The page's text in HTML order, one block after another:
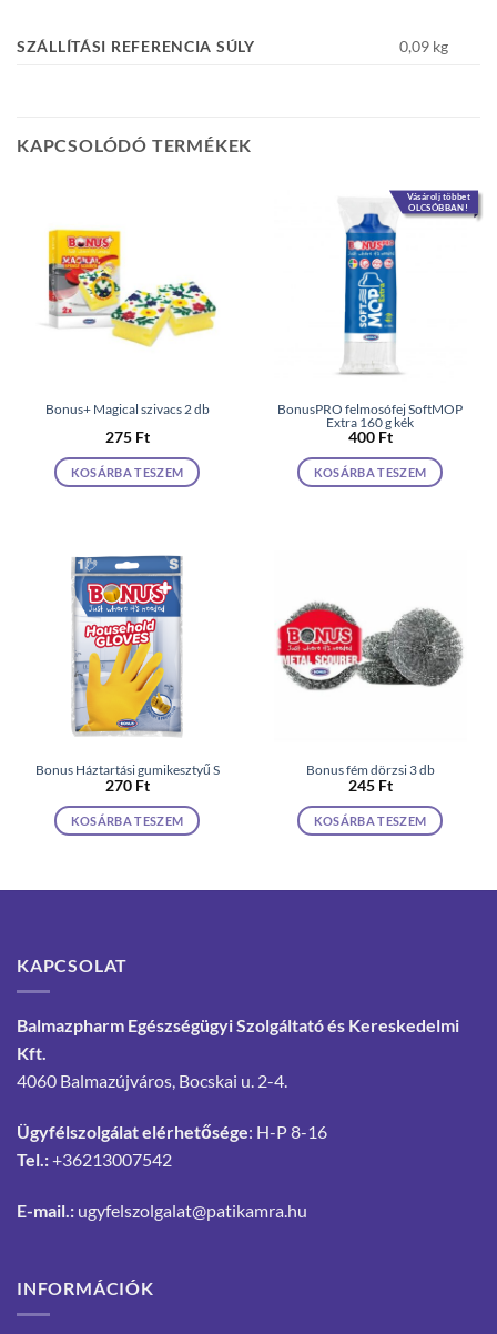
SZÁLLÍTÁSI REFERENCIA SÚLY 0,09 kg
KAPCSOLÓDÓ TERMÉKEK
Bonus+ Magical szivacs 2 db
275 Ft
KOSÁRBA TESZEM
Vásárolj többet
OLCSÓBBAN!
BonusPRO felmosófej SoftMOP
Extra 160 g kék
400 Ft
KOSÁRBA TESZEM
Bonus Háztartási gumikesztyű S
270 Ft
KOSÁRBA TESZEM
Bonus fém dörzsi 3 db
245 Ft
KOSÁRBA TESZEM
KAPCSOLAT
Balmazpharm Egészségügyi Szolgáltató és Kereskedelmi
Kft.
4060 Balmazújváros, Bocskai u. 2-4.
Ügyfélszolgálat elérhetősége: H-P 8-16
Tel.:+36213007542
E-mail.: ugyfelszolgalat@patikamra.hu
INFORMÁCIÓK